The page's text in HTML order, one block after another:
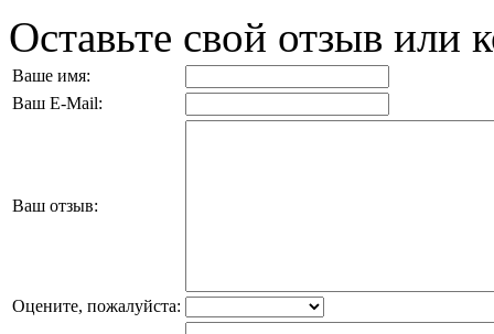
Оставьте свой отзыв или
Ваше имя:
Ваш E-Mail:
Ваш отзыв:
Оцените, пожалуйста: